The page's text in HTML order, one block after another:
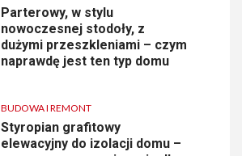
Parterowy, w stylu
nowoczesnej stodoły, z
dużymi przeszkleniami – czym
naprawdę jest ten typ domu
BUDOWA I REMONT
Styropian grafitowy
elewacyjny do izolacji domu –